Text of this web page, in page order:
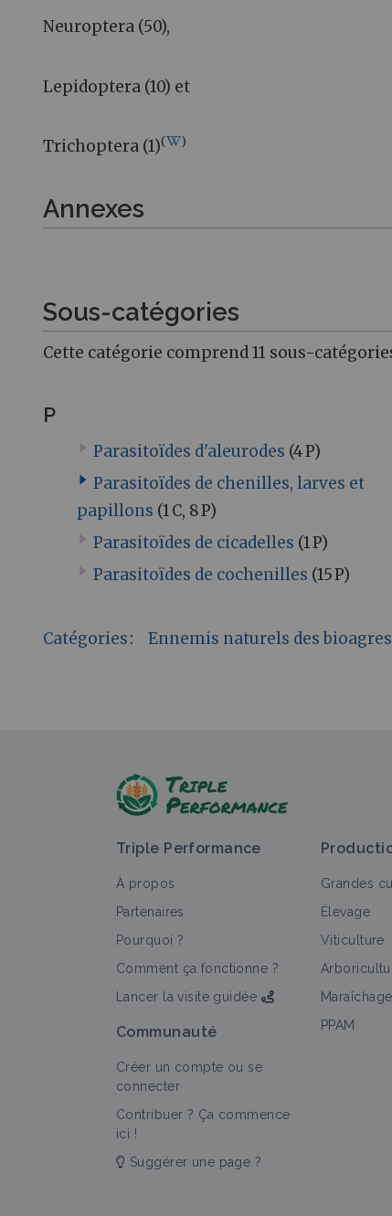
Neuroptera (50),
Lepidoptera (10) et
Trichoptera (1)( )
Annexes
Sous-catégories
Cette catégorie comprend 11 sous-
P
Parasitoïdes d'aleurodes (4 P)
Parasitoïdes de chenilles, larves et
papillons (1 C, 8 P)
Parasitoïdes de cicadelles (1 P)
Parasitoïdes de cochenilles (15 P)
Catégories: Ennemis naturels des
Triple Performance
À propos
Partenaires
Pourquoi ?
Comment ça fonctionne ?
Lancer la visite guidée
Communauté
Créer un compte ou se
connecter
Contribuer ? Ça commence
ici !
Suggérer une page ?
Grandes
Élevage
Viticulture
Maraîchage
PPAM